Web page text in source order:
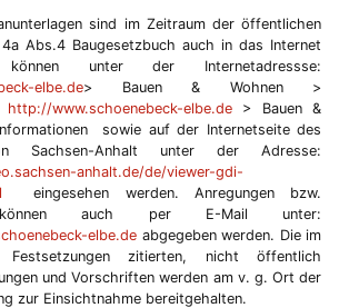
sind im Zeitraum der öffentlichen
Abs.4 Baugesetzbuch auch in das Internet
unter der Internetadressse:
elbe.de> Bauen & Wohnen >
http://www.schoenebeck-elbe.de> Bauen &
sowie auf der Internetseite des
Sachsen-Anhalt unter der Adresse:
anhalt.de/de/viewer-gdi-
eingesehen werden. Anregungen bzw.
können auch per E-Mail unter:
elbe.de abgegeben werden. Die im
Festsetzungen zitierten, nicht öffentlich
und Vorschriften werden am v. g. Ort der
zur Einsichtnahme bereitgehalten.